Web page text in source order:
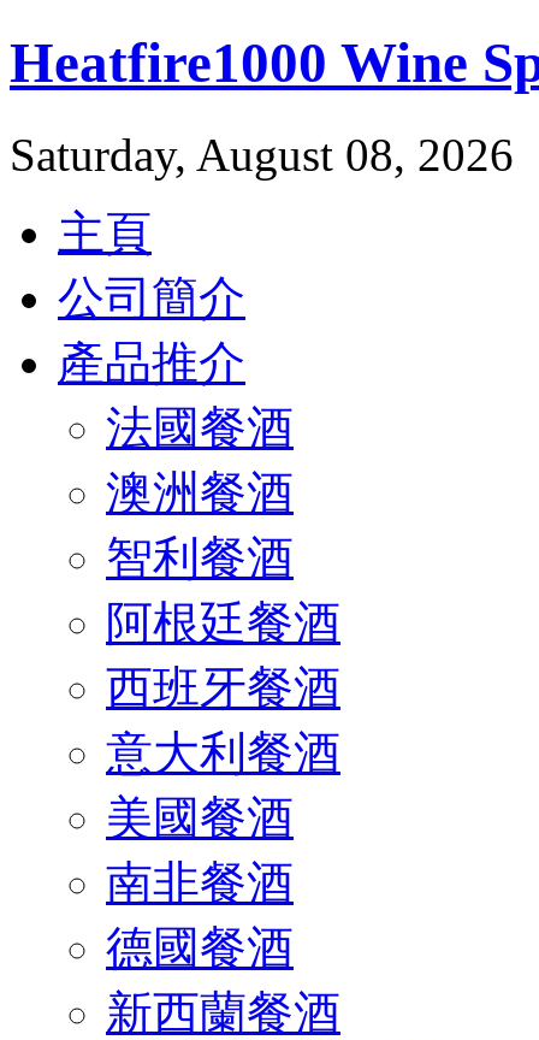
Heatfire1000 Wine
Saturday, August 08, 2026
主頁
公司簡介
產品推介
法國餐酒
澳洲餐酒
智利餐酒
阿根廷餐酒
西班牙餐酒
意大利餐酒
美國餐酒
南非餐酒
德國餐酒
新西蘭餐酒